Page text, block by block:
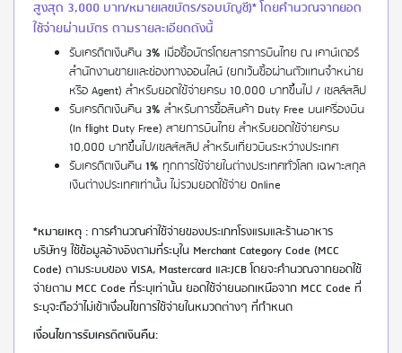
สูงสุด 3,000 บาท/หมายเลขบัตร/รอบบัญชี)* โดยคำนวณจากยอด
ใช้จ่ายผ่านบัตร ตามรายละเอียดดังนี้
รับเครดิตเงินคืน 3% เมื่อซื้อบัตรโดยสารการบินไทย ณ เคาน์เตอร์
สำนักงานขายและช่องทางออนไลน์ (ยกเว้นซื้อผ่านตัวแทนจำหน่าย
หรือ Agent) สำหรับยอดใช้จ่ายครบ 10,000 บาทขึ้นไป / เซลล์สลิป
รับเครดิตเงินคืน 3% สำหรับการซื้อสินค้า Duty Free บนเครื่องบิน
(In flight Duty Free) สายการบินไทย สำหรับยอดใช้จ่ายครบ
10,000 บาทขึ้นไป/เซลส์สลิป สำหรับเที่ยวบินระหว่างประเทศ
รับเครดิตเงินคืน1% ทุกการใช้จ่ายในต่างประเทศทั่วโลก เฉพาะสกุล
เงินต่างประเทศเท่านั้น ไม่รวมยอดใช้จ่าย Online
*หมายเหตุ: การคำนวณค่าใช้จ่ายของประเภทโรงแรมและร้านอาหาร
บริษัทฯ ใช้ข้อมูลอ้างอิงตามที่ระบุใน Merchant Category Code (MCC
Code) ตามระบบของ VISA, Mastercard และJCB โดยจะคำนวณจากยอดใช้
จ่ายตาม MCC Code ที่ระบุเท่านั้น ยอดใช้จ่ายนอกเหนือจาก MCC Code ที่
ระบุจะถือว่าไม่เข้าเงื่อนไขการใช้จ่ายในหมวดต่างๆ ที่กำหนด
เงื่อนไขการรับเครดิตเงินคืน: